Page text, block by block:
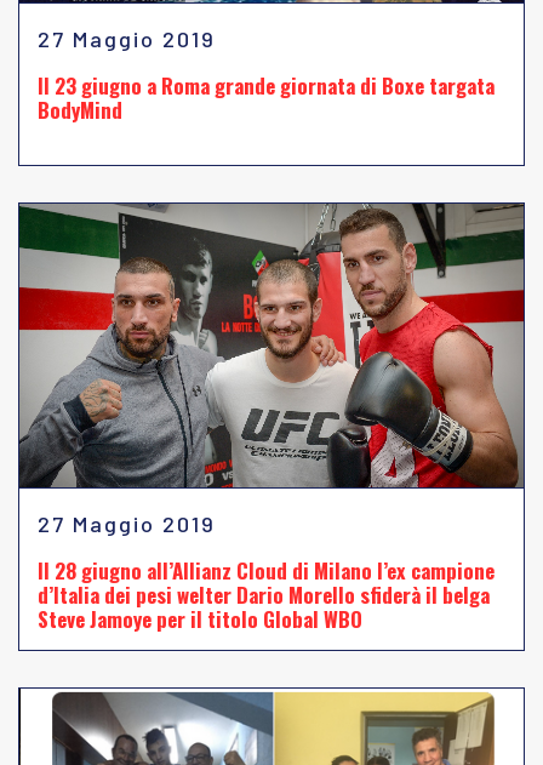
27 Maggio 2019
Il 23 giugno a Roma grande giornata di Boxe targata
BodyMind
27 Maggio 2019
Il 28 giugno all’Allianz Cloud di Milano l’ex campione
d’Italia dei pesi welter Dario Morello sfiderà il belga
Steve Jamoye per il titolo Global WBO